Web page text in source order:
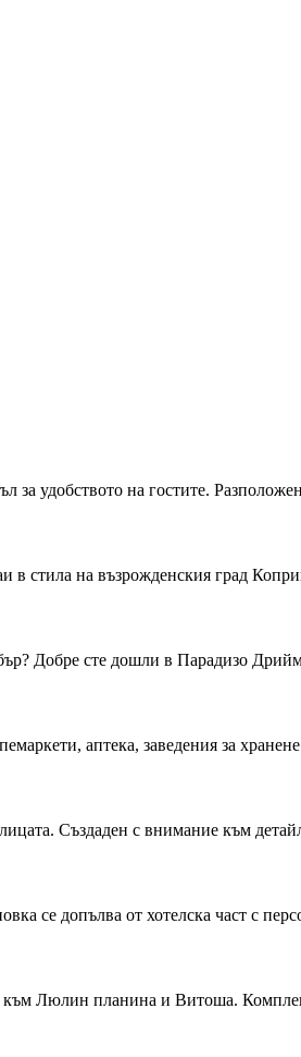
за удобството на гостите.
в стила на възрожденския град
Добре сте дошли в Парадизо
аптека, заведения за
Създаден с внимание към
се допълва от хотелска част с
към Люлин планина и Витоша.